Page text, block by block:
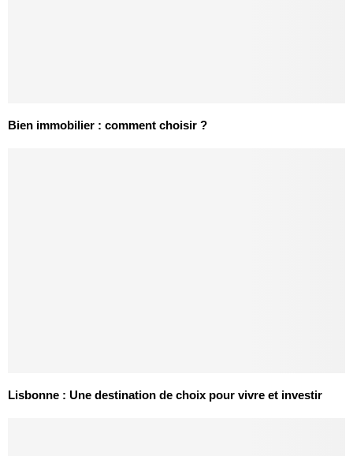
Bien immobilier : comment choisir ?
Lisbonne : Une destination de choix pour vivre et investir